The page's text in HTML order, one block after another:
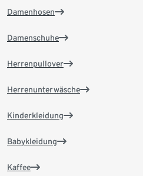
Damenhosen
Damenschuhe
Herrenpullover
Herrenunterwäsche
Kinderkleidung
Babykleidung
Kaffee